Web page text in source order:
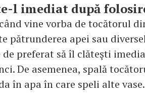
l imediat după
vine vorba de tocătorul
pătrunderea apei sau
de preferat să îl clăteşti
De asemenea, spală
în apa în care speli alte vase.